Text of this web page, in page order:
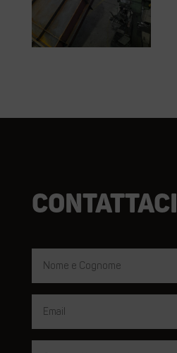
Contattaci